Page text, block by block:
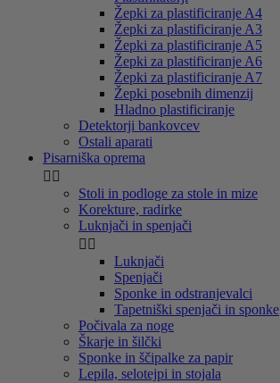
Žepki za plastificiranje A4
Žepki za plastificiranje A3
Žepki za plastificiranje A5
Žepki za plastificiranje A6
Žepki za plastificiranje A7
Žepki posebnih dimenzij
Hladno plastificiranje
Detektorji bankovcev
Ostali aparati
Pisarniška oprema
 
Stoli in podloge za stole in mize
Korekture, radirke
Luknjači in spenjači
 
Luknjači
Spenjači
Sponke in odstranjevalci
Tapetniški spenjači in sponke
Počivala za noge
Škarje in šilčki
Sponke in ščipalke za papir
Lepila, selotejpi in stojala